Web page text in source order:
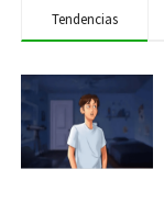
Tendencias